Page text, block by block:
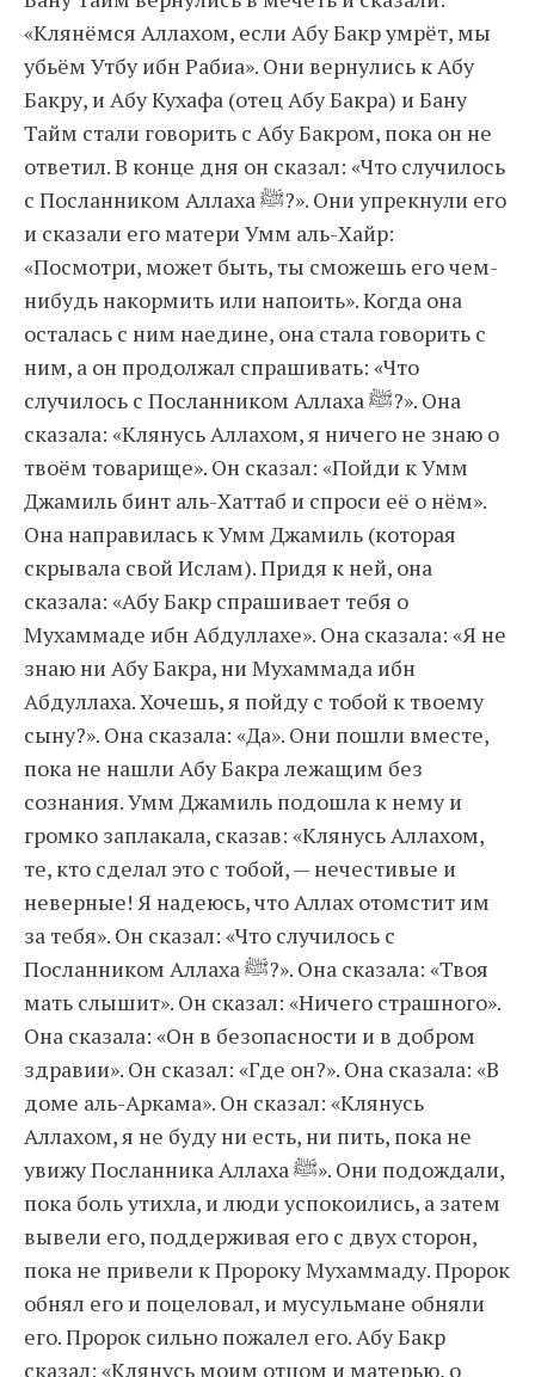
«Клянёмся Аллахом, если Абу Бакр умрёт, мы
убьём Утбу ибн Рабиа». Они вернулись к Абу
Бакру, и Абу Кухафа (отец Абу Бакра) и Бану
Тайм стали говорить с Абу Бакром, пока он не
ответил. В конце дня он сказал: «Что случилось
с Посланником Аллаха ﷺ?». Они упрекнули его
и сказали его матери Умм аль-Хайр:
«Посмотри, может быть, ты сможешь его чем-
нибудь накормить или напоить». Когда она
осталась с ним наедине, она стала говорить с
ним, а он продолжал спрашивать: «Что
случилось с Посланником Аллаха ﷺ?». Она
сказала: «Клянусь Аллахом, я ничего не знаю о
твоём товарище». Он сказал: «Пойди к Умм
Джамиль бинт аль-Хаттаб и спроси её о нём».
Она направилась к Умм Джамиль (которая
скрывала свой Ислам). Придя к ней, она
сказала: «Абу Бакр спрашивает тебя о
Мухаммаде ибн Абдуллахе». Она сказала: «Я не
знаю ни Абу Бакра, ни Мухаммада ибн
Абдуллаха. Хочешь, я пойду с тобой к твоему
сыну?». Она сказала: «Да». Они пошли вместе,
пока не нашли Абу Бакра лежащим без
сознания. Умм Джамиль подошла к нему и
громко заплакала, сказав: «Клянусь Аллахом,
те, кто сделал это с тобой, — нечестивые и
неверные! Я надеюсь, что Аллах отомстит им
за тебя». Он сказал: «Что случилось с
Посланником Аллаха ﷺ?». Она сказала: «Твоя
мать слышит». Он сказал: «Ничего страшного».
Она сказала: «Он в безопасности и в добром
здравии». Он сказал: «Где он?». Она сказала: «В
доме аль-Аркама». Он сказал: «Клянусь
Аллахом, я не буду ни есть, ни пить, пока не
увижу Посланника Аллаха ﷺ». Они подождали,
пока боль утихла, и люди успокоились, а затем
вывели его, поддерживая его с двух сторон,
пока не привели к Пророку Мухаммаду. Пророк
обнял его и поцеловал, и мусульмане обняли
его. Пророк сильно пожалел его. Абу Бакр
сказал: «Клянусь моим отцом и матерью, о